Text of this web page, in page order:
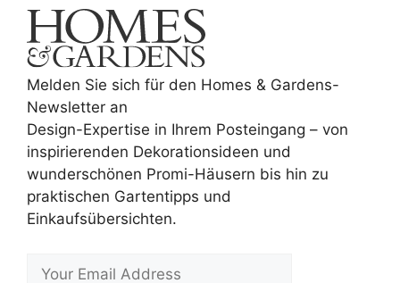
Melden Sie sich für den Homes & Gardens-
Newsletter an
Design-Expertise in Ihrem Posteingang – von
inspirierenden Dekorationsideen und
wunderschönen Promi-Häusern bis hin zu
praktischen Gartentipps und
Einkaufsübersichten.